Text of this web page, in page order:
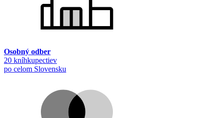
Osobný odber
20 kníhkupectiev
po celom Slovensku